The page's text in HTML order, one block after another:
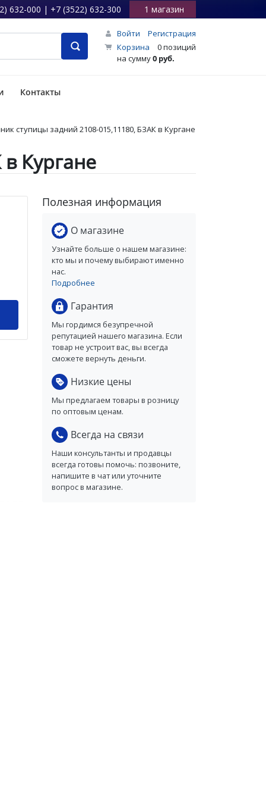
632-000 | +7 (3522) 632-300 1 магазин
Войти
Регистрация
Корзина
0 позиций
на сумму0 руб.
Контакты
ступицы задний 2108-015,11180, БЗАК в Кургане
Кургане
Полезная информация
О магазине
Узнайте больше о нашем магазине:
кто мы и почему выбирают именно
нас.
Подробнее
Гарантия
Мы гордимся безупречной
репутацией нашего магазина. Если
товар не устроит вас, вы всегда
сможете вернуть деньги.
Низкие цены
Мы предлагаем товары в розницу
по оптовым ценам.
Всегда на связи
Наши консультанты и продавцы
всегда готовы помочь: позвоните,
напишите в чат или уточните
вопрос в магазине.